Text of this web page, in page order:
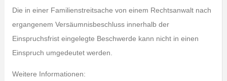
Die in einer Familienstreitsache von einem Rechtsanwalt nach
ergangenem Versäumnisbeschluss innerhalb der
Einspruchsfrist eingelegte Beschwerde kann nicht in einen
Einspruch umgedeutet werden.
Weitere Informationen: